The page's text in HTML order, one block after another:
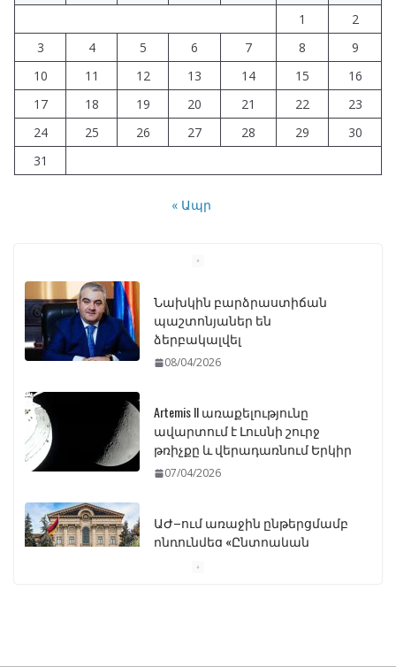
1
2
3
4 5 6 7 8
9
10
11 12 13 14 15
16
17
18 19 20 21 22
23
24
25 26 27 28 29
30
31
« Ապր
Նախկին բարձրաստիճան
պաշտոնյաներ են
ձերբակալվել
08/04/2026
Artemis II առաքելությունը
ավարտում է Լուսնի շուրջ
թռիչքը և վերադառնում Երկիր
07/04/2026
ԱԺ–ում առաջին ընթերցմամբ
ընդունվեց «Ընտրական